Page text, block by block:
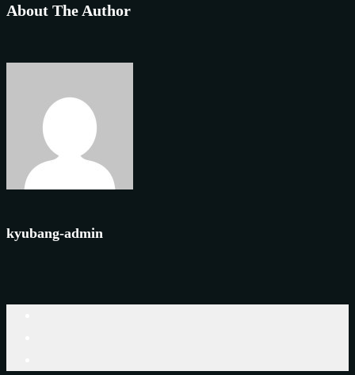
About The Author
kyubang-admin